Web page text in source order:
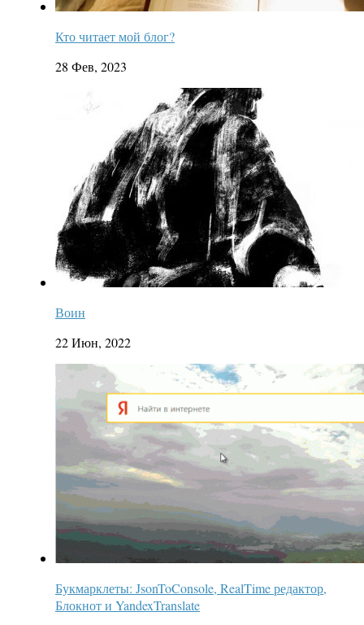
Кто читает мой блог?
28 Фев, 2023
Воин
22 Июн, 2022
Букмарклеты: JsonToConsole, RealTime редактор,
Блокнот и YandexTranslate